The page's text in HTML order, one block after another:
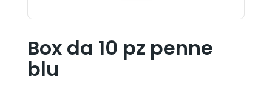
Box da 10 pz penne
blu